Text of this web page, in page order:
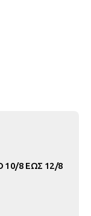
10/8 ΕΩΣ 12/8